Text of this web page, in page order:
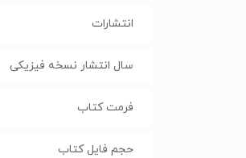
انتشارات
سال انتشار نسخه فیزیکی
فرمت کتاب
حجم فایل کتاب